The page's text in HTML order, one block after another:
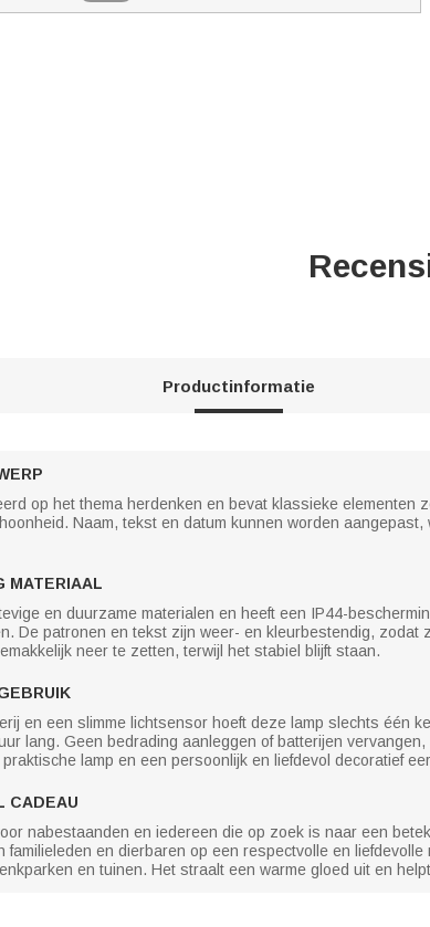
Productinformatie
op het thema herdenken en bevat klassieke elementen
Naam, tekst en datum kunnen worden
MATERIAAL
en duurzame materialen en heeft een IP44-
De patronen en tekst zijn weer- en kleurbestendig,
neer te zetten, terwijl het stabiel blijft staan.
en een slimme lichtsensor hoeft deze lamp slechts één
lang. Geen bedrading aanleggen of batterijen
lamp en een persoonlijk en liefdevol decoratief
CADEAU
nabestaanden en iedereen die op zoek is naar een
familieleden en dierbaren op een respectvolle en
en tuinen. Het straalt een warme gloed uit en